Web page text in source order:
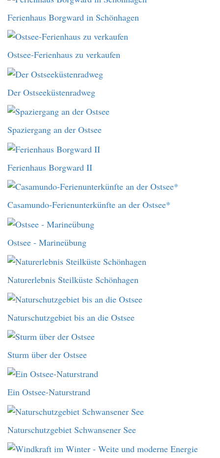
Ferienhaus Borgward in Schönhagen
Ostsee-Ferienhaus zu verkaufen
Der Ostseeküstenradweg
Spaziergang an der Ostsee
Ferienhaus Borgward II
Casamundo-Ferienunterkünfte an der Ostsee*
Ostsee - Marineübung
Naturerlebnis Steilküste Schönhagen
Naturschutzgebiet bis an die Ostsee
Sturm über der Ostsee
Ein Ostsee-Naturstrand
Naturschutzgebiet Schwansener See